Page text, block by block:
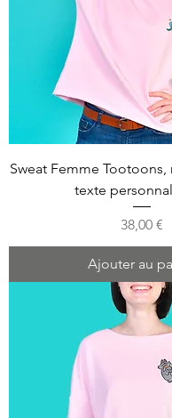
Sweat Femme
texte
Prix
38,00 €
Ajouter au